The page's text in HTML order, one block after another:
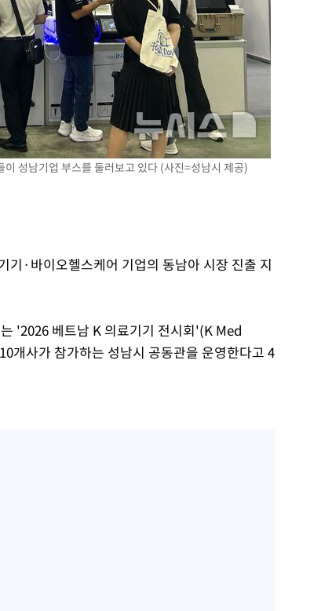
성남기업 부스를 둘러보고 있다 (사진=성남시 제공)
기·바이오헬스케어 기업의 동남아 시장 진출 지
'2026 베트남 K 의료기기 전시회'(K Med
사가 참가하는 성남시 공동관을 운영한다고 4